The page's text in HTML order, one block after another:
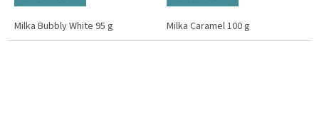
Milka Bubbly White 95 g Milka Caramel 100 g